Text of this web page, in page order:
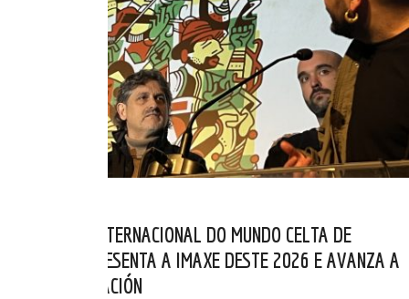
EL FESTIVAL INTERNACIONAL DO MUNDO CELTA DE
ORTIGUEIRA PRESENTA A IMAXE DESTE 2026 E AVANZA A
SÚA PROGRAMACIÓN